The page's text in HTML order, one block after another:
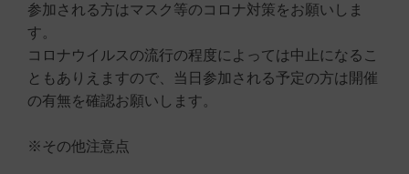
参加される方はマスク等のコロナ対策をお願いしま
す。
コロナウイルスの流行の程度によっては中止になるこ
ともありえますので、当日参加される予定の方は開催
の有無を確認お願いします。
※その他注意点